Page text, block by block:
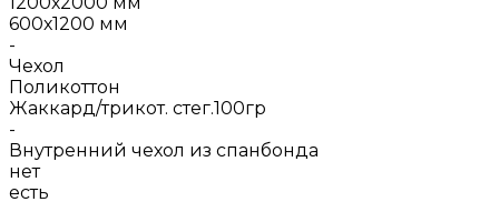
600х1200 мм
-
Чехол
Поликоттон
Жаккард/трикот. стег.100гр
-
Внутренний чехол из спанбонда
нет
есть